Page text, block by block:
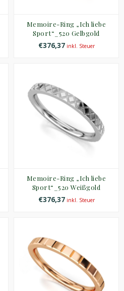
Memoire-Ring „Ich liebe
Sport“_520 Gelbgold
€376,37inkl. Steuer
Memoire-Ring „Ich liebe
Sport“_520 Weißgold
€376,37inkl. Steuer